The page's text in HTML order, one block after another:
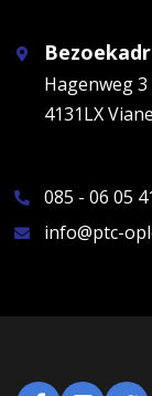
Hagenweg 3
4131LX
085 - 06 05
info@ptc-